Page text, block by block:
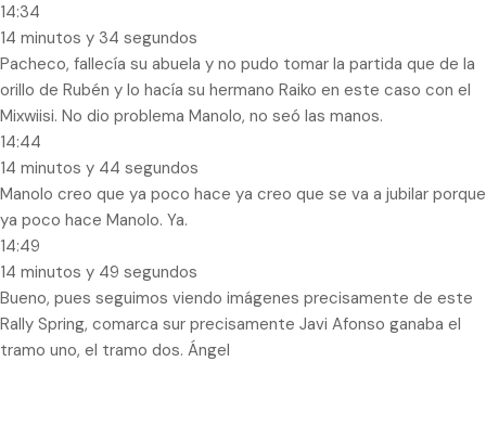
14:34
14 minutos y 34 segundos
Pacheco, fallecía su abuela y no pudo tomar la partida que de la
orillo de Rubén y lo hacía su hermano Raiko en este caso con el
Mixwiisi. No dio problema Manolo, no seó las manos.
14:44
14 minutos y 44 segundos
Manolo creo que ya poco hace ya creo que se va a jubilar porque
ya poco hace Manolo. Ya.
14:49
14 minutos y 49 segundos
Bueno, pues seguimos viendo imágenes precisamente de este
Rally Spring, comarca sur precisamente Javi Afonso ganaba el
tramo uno, el tramo dos. Ángel